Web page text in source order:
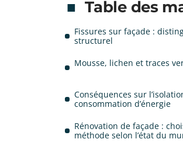
Table des
Fissures sur façade :
structurel
Mousse, lichen et traces
Conséquences sur
consommation d’énergie
Rénovation de façade :
méthode selon l’état du